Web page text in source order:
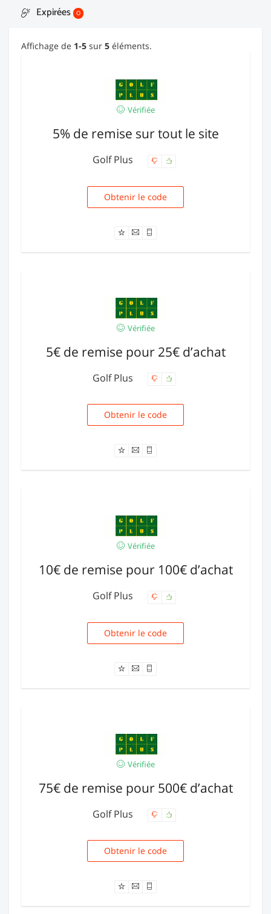
Expirées 0
Affichage de 1-5 sur 5 éléments.
Vérifiée
5% de remise sur tout le site
Golf Plus
NA5
Obtenir le code
Vérifiée
5€ de remise pour 25€ d’achat
Golf Plus
NA525
Obtenir le code
Vérifiée
10€ de remise pour 100€ d’achat
Golf Plus
NA10100
Obtenir le code
Vérifiée
75€ de remise pour 500€ d’achat
Golf Plus
NA75500
Obtenir le code